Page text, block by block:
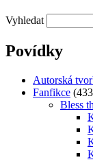
Vyhledat
Povídky
Autorská
Fanfikce
Bless